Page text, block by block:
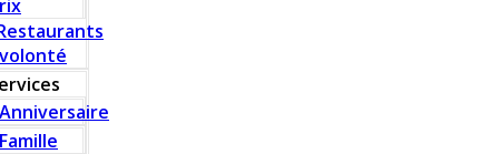
Anniversaire
Famille